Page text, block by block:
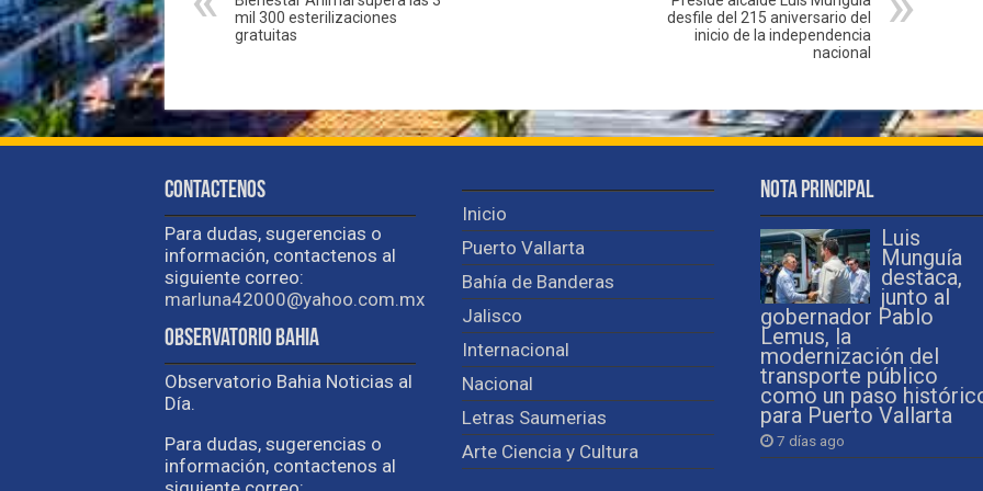
mil 300 esterilizaciones
gratuitas
desfile del 215 aniversario del
inicio de la independencia
nacional
Contactenos
Para dudas, sugerencias o
información, contactenos al
siguiente correo:
marluna42000@yahoo.com.mx
Observatorio Bahia
Observatorio Bahia Noticias al
Día.
Para dudas, sugerencias o
información, contactenos al
Inicio
Puerto Vallarta
Bahía de Banderas
Jalisco
Internacional
Nacional
Letras Saumerias
Arte Ciencia y Cultura
Nota Principal
Luis
Munguía
destaca,
junto al
gobernador Pablo
Lemus, la
modernización del
transporte público
como un paso
para Puerto Vallarta
7 días ago